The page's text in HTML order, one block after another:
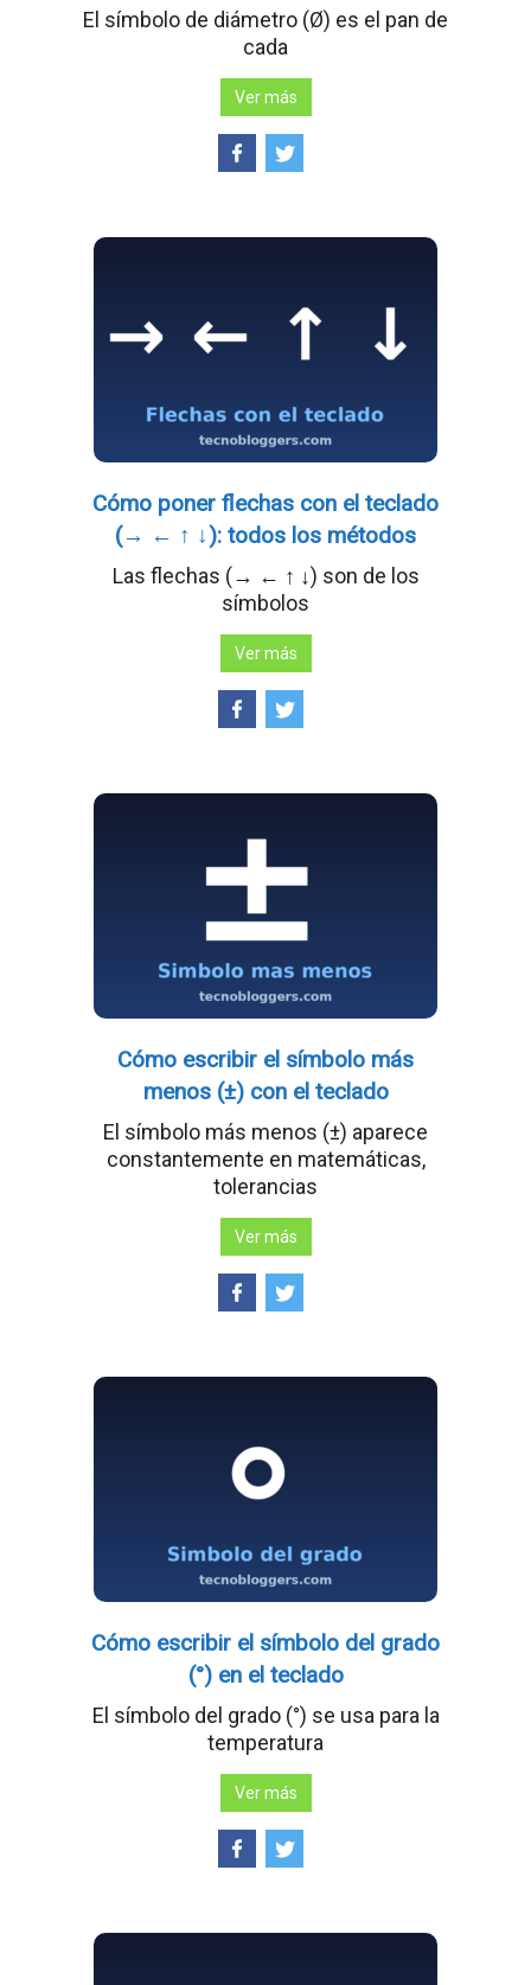
El símbolo de diámetro (Ø) es el pan de
cada
Ver más
Cómo poner flechas con el teclado
(→ ← ↑ ↓): todos los métodos
Las flechas (→ ← ↑ ↓) son de los
símbolos
Ver más
Cómo escribir el símbolo más
menos (±) con el teclado
El símbolo más menos (±) aparece
constantemente en matemáticas,
tolerancias
Ver más
Cómo escribir el símbolo del grado
(°) en el teclado
El símbolo del grado (°) se usa para la
temperatura
Ver más